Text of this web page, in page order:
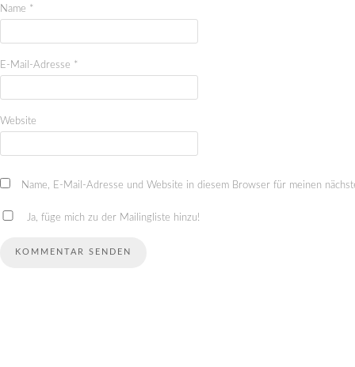
Name *
E-Mail-Adresse *
Website
Name, E-Mail-Adresse und Website in diesem Browser für meinen
Ja, füge mich zu der Mailingliste hinzu!